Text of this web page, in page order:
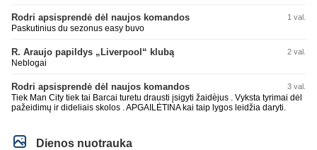
Rodri apsisprendė dėl naujos komandos 1 val.
Paskutinius du sezonus easy buvo
R. Araujo papildys „Liverpool“ klubą 2 val.
Neblogai
Rodri apsisprendė dėl naujos komandos 3 val.
Tiek Man City tiek tai Barcai turetu drausti įsigyti žaidèjus . Vyksta tyrimai dėl
pažeidimų ir dideliais skolos . APGAILĖTINA kai taip lygos leidžia daryti.
Dienos nuotrauka